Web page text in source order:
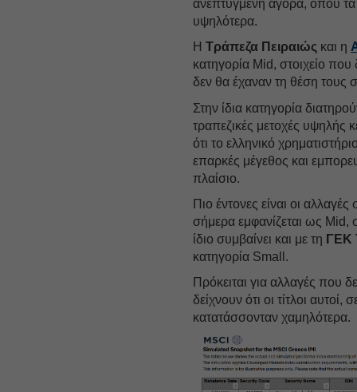
ανεπτυγμένη αγορά, όπου τα
υψηλότερα.
ΗΤράπεζα Πειραιώς και η
κατηγορία Mid, στοιχείο που
δεν θα έχαναν τη θέση τους
Στην ίδια κατηγορία
τραπεζικές μετοχές υψηλής
ότι το ελληνικό
επαρκές μέγεθος και
πλαίσιο.
Πιο έντονες είναι οι
σήμερα εμφανίζεται ως
ίδιο συμβαίνει και με τη ΓΕΚ
κατηγορία Small.
Πρόκειται για αλλαγές που
δείχνουν ότι οι τίτλοι
κατατάσσονταν χαμηλότερα.